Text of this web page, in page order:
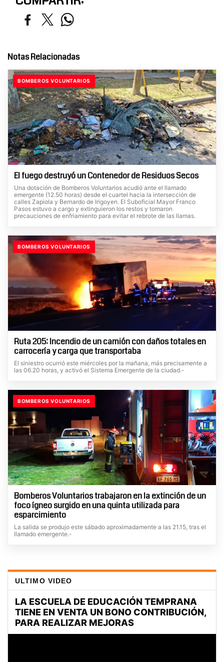
Notas Relacionadas
BOMBEROS VOLUNTARIOS
El fuego destruyó un Contenedor de Residuos Secos
Una dotación de Bomberos Voluntarios acudió ante el llamado
emergente (12.50 horas) desde el cuartel hacia la intersección de
calles Zapiola y Bernardo de Irigoyen. El Suboficial Mayor Franco
Pasos estuvo a cargo y extinguieron los restos y tomaron
precauciones de enfriamiento para evitar el rebrote de las llamas.
BOMBEROS VOLUNTARIOS
Ruta 205: Incendio de un camión con daños totales en
carrocería y carga que transportaba
El siniestro ocurrió este miércoles por la mañana, más precisamente a
las 06.20 horas, y activó el Sistema Emergente de la ciudad.-
BOMBEROS VOLUNTARIOS
Bomberos Voluntarios trabajaron en la extinción de un
foco ígneo surgido en una quinta utilizada para
esparcimiento
La salida se produjo este sábado aproximadamente a las 21.15, tras el
llamado emergente.-
ULTIMO VIDEO